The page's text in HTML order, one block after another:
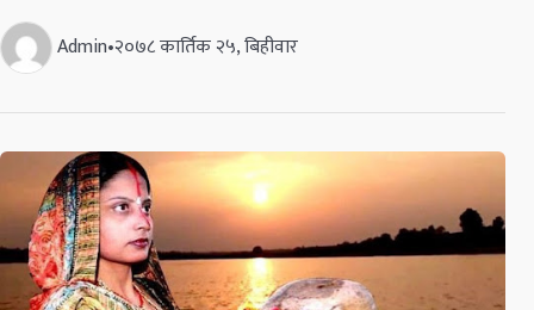
Admin•२०७८ कार्तिक २५, बिहीवार